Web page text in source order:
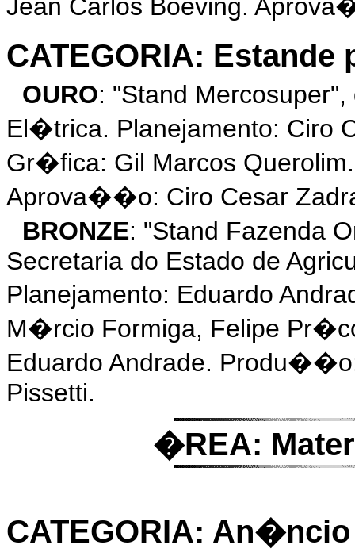
Jean Carlos Boeving.
CATEGORIA:
OURO: "Stand
El�trica. Planejamento: Ciro
Gr�fica: Gil Marcos
Aprova��o: Ciro Cesar
BRONZE: "Stand Fazenda
Secretaria do Estado de
Planejamento: Eduardo
M�rcio Formiga, Felipe
Eduardo Andrade.
Pissetti.
�REA:
CATEGORIA: